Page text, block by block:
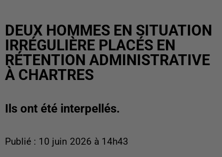
DEUX HOMMES EN SITUATION
IRRÉGULIÈRE PLACÉS EN
RÉTENTION ADMINISTRATIVE
À CHARTRES
Ils ont été interpellés.
Publié : 10 juin 2026 à 14h43